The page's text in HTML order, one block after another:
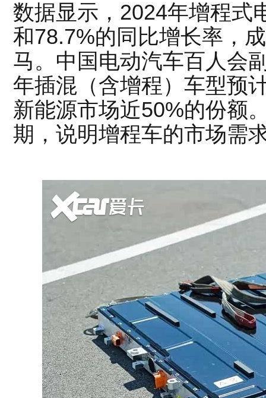
数据显示，2024年增程式
和78.7%的同比增长率，
马。中国电动汽车百人会
年插混（含增程）车型预
新能源市场近50%的份额
期，说明增程车的市场需